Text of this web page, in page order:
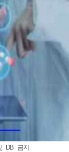
DB 금지